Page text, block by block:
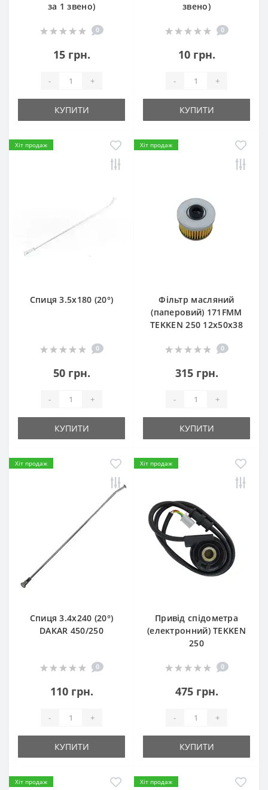
за 1 звено)
0
15 грн.
- +
КУПИТИ
звено)
0
10 грн.
- +
КУПИТИ
Хіт продаж
Спиця 3.5х180 (20°)
0
50 грн.
- +
КУПИТИ
Хіт продаж
Фільтр масляний
(паперовий) 171FMM
TEKKEN 250 12х50х38
0
315 грн.
- +
КУПИТИ
Хіт продаж
Спиця 3.4х240 (20°)
DAKAR 450/250
0
110 грн.
- +
КУПИТИ
Хіт продаж
Привід спідометра
(електронний) TEKKEN
250
0
475 грн.
- +
КУПИТИ
Хіт продаж Хіт продаж